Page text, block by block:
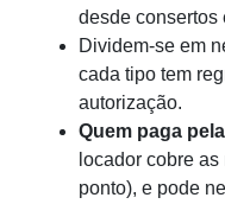
desde consertos
Dividem-se em
cada tipo tem
autorização.
Quem paga
locador cobre as
ponto), e pode